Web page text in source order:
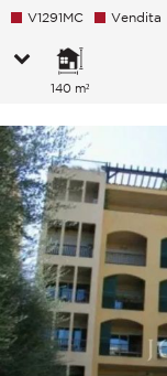
V1291MC Vendita
140 m²